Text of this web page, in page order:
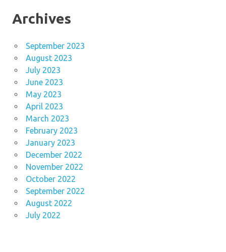
Archives
September 2023
August 2023
July 2023
June 2023
May 2023
April 2023
March 2023
February 2023
January 2023
December 2022
November 2022
October 2022
September 2022
August 2022
July 2022